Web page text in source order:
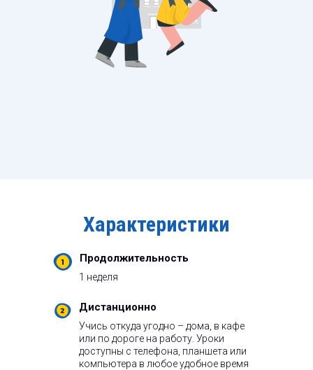
Характеристики
Продолжительность
1 неделя
Дистанционно
Учись откуда угодно – дома, в кафе
или по дороге на работу. Уроки
доступны с телефона, планшета или
компьютера в любое удобное время